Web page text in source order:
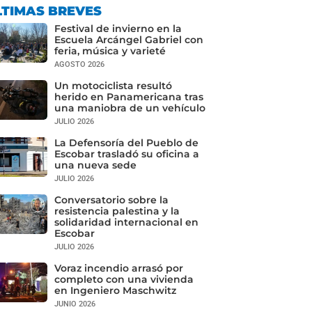
BREVES
Festival de invierno en la
Escuela Arcángel Gabriel con
feria, música y varieté
AGOSTO 2026
Un motociclista resultó
herido en Panamericana tras
una maniobra de un vehículo
JULIO 2026
La Defensoría del Pueblo de
Escobar trasladó su oficina a
una nueva sede
JULIO 2026
Conversatorio sobre la
resistencia palestina y la
solidaridad internacional en
Escobar
JULIO 2026
Voraz incendio arrasó por
completo con una vivienda
en Ingeniero Maschwitz
JUNIO 2026